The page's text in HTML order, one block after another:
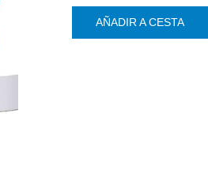
AÑADIR A CESTA